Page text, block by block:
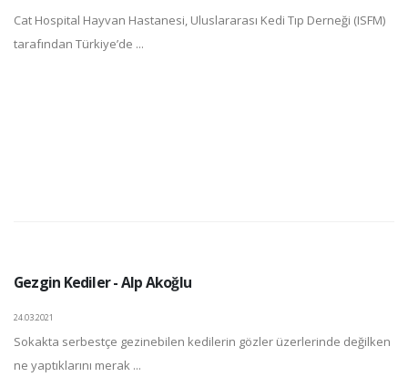
Cat Hospital Hayvan Hastanesi, Uluslararası Kedi Tıp Derneği (ISFM)
tarafından Türkiye’de ...
Gezgin Kediler - Alp Akoğlu
24.03.2021
Sokakta serbestçe gezinebilen kedilerin gözler üzerlerinde değilken
ne yaptıklarını merak ...